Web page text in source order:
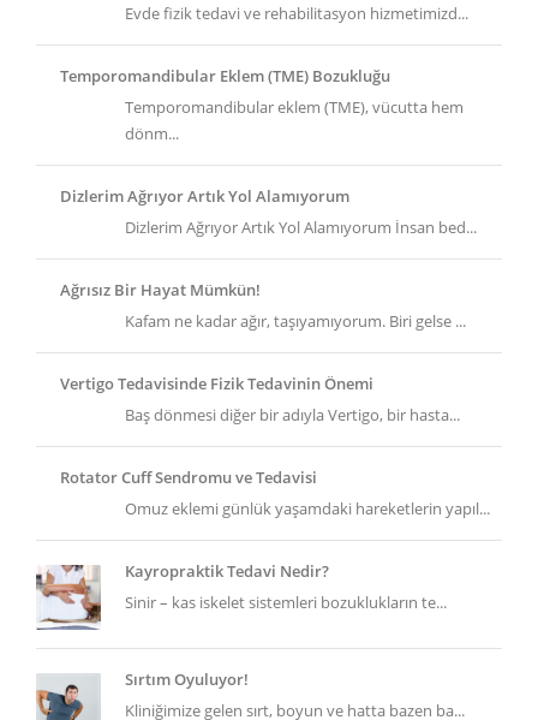
Evde fizik tedavi ve rehabilitasyon hizmetimizd...
Temporomandibular Eklem (TME) Bozukluğu
Temporomandibular eklem (TME), vücutta hem
dönm...
Dizlerim Ağrıyor Artık Yol Alamıyorum
Dizlerim Ağrıyor Artık Yol Alamıyorum İnsan bed...
Ağrısız Bir Hayat Mümkün!
Kafam ne kadar ağır, taşıyamıyorum. Biri gelse ...
Vertigo Tedavisinde Fizik Tedavinin Önemi
Baş dönmesi diğer bir adıyla Vertigo, bir hasta...
Rotator Cuff Sendromu ve Tedavisi
Omuz eklemi günlük yaşamdaki hareketlerin yapıl...
Kayropraktik Tedavi Nedir?
Sinir – kas iskelet sistemleri bozuklukların te...
Sırtım Oyuluyor!
Kliniğimize gelen sırt, boyun ve hatta bazen ba...